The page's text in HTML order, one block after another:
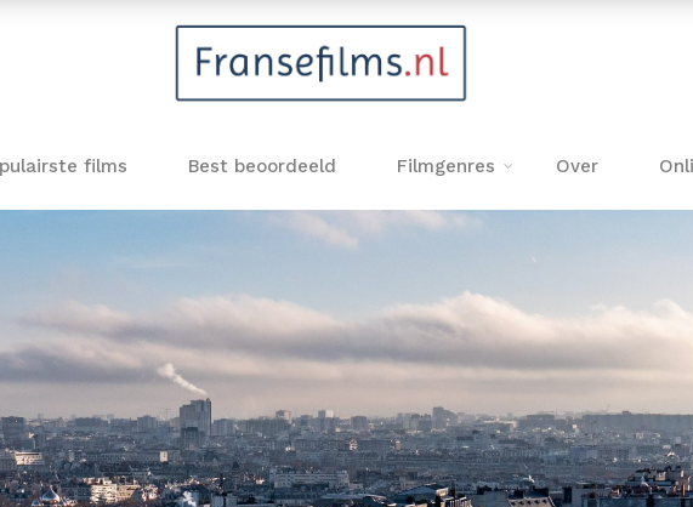
films Best beoordeeld Filmgenres Over